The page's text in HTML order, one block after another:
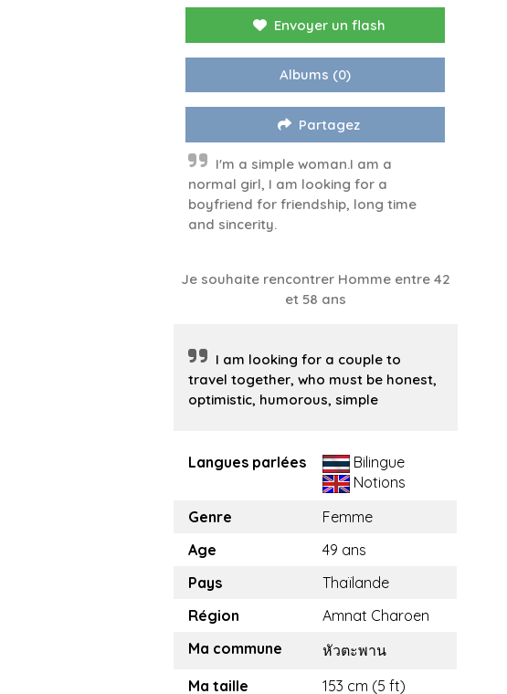
Envoyer un flash
Albums (0)
Partagez
I'm a simple woman.I am a
normal girl, I am looking for a
boyfriend for friendship, long time
and sincerity.
Je souhaite rencontrer Homme entre 42
et 58 ans
I am looking for a couple to
travel together, who must be honest,
optimistic, humorous, simple
Langues parlées
Bilingue
Notions
Genre
Femme
Age
49 ans
Pays
Thaïlande
Région
Amnat Charoen
Ma commune
หัวตะพาน
Ma taille
153 cm (5 ft)